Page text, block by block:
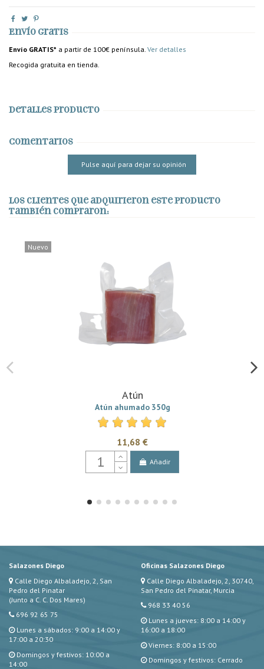
Envío gratis
Envío GRATIS* a partir de 100€ península. Ver detalles
Recogida gratuita en tienda.
Detalles producto
Comentarios
Pulse aquí para dejar su opinión
Los clientes que adquirieron este producto
también compraron:
Nuevo
Atún
Atún ahumado 350g
11,68 €
Añadir
Salazones Diego
Calle Diego Albaladejo, 2, San
Pedro del Pinatar
(Junto a C. C. Dos Mares)
696 92 65 75
Lunes a sábados: 9:00 a 14:00 y
17:00 a 20:30
Domingos y festivos: 10:00 a
14:00
Oficinas Salazones Diego
Calle Diego Albaladejo, 2, 30740,
San Pedro del Pinatar, Murcia
968 33 40 56
Lunes a jueves: 8:00 a 14:00 y
16:00 a 18:00
Viernes: 8:00 a 15:00
Domingos y festivos: Cerrado